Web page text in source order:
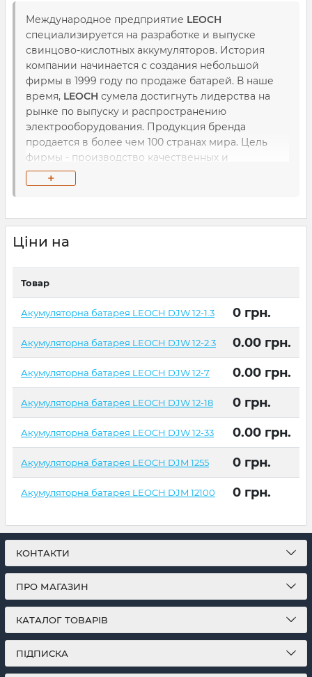
Международное предприятие LEOCH
специализируется на разработке и выпуске
свинцово-кислотных аккумуляторов. История
компании начинается с создания небольшой
фирмы в 1999 году по продаже батарей. В наше
время, LEOCH сумела достигнуть лидерства на
рынке по выпуску и распространению
электрооборудования. Продукция бренда
продается в более чем 100 странах мира. Цель
фирмы - производство качественных и
безопасных аккумуляторов для разных бытовых
приборов. Стандарт батарей
TS16949. Компания тесно сотрудничает
университетами и другими известными
брендами. Предприятие не останавливается на
достигнутом, и инженеры работают над
созданием и внедрением инновационных
технологий при производстве аккумуляторов.
LEOCH- это революционные решения в мире
электроники.
+
Ціни на
Товар
Акумуляторна батарея LEOCH DJW 12-1.3 0 грн.
Акумуляторна батарея LEOCH DJW 12-2.3 0.00 грн.
Акумуляторна батарея LEOCH DJW 12-7 0.00 грн.
Акумуляторна батарея LEOCH DJW 12-18 0 грн.
Акумуляторна батарея LEOCH DJW 12-33 0.00 грн.
Акумуляторна батарея LEOCH DJM 1255 0 грн.
Акумуляторна батарея LEOCH DJM 12100 0 грн.
КОНТАКТИ
ПРО МАГАЗИН
КАТАЛОГ ТОВАРІВ
ПІДПИСКА